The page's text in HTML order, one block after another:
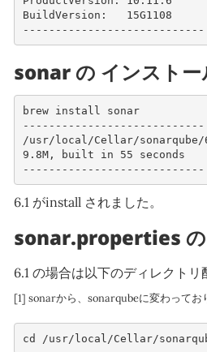
BuildVersion:   15G1108
----------------------------
sonar の インストー
brew install sonar
----------------------------
/usr/local/Cellar/
9.8M, built in 55 seconds
----------------------------
6.1 がinstall されました。
sonar.properties の
6.1 の場合は以下のディレクトリ
[1] sonarから、sonarqubeに変わってお
cd /usr/local/Cellar/